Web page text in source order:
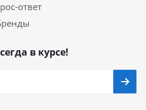
ответ
в курсе!